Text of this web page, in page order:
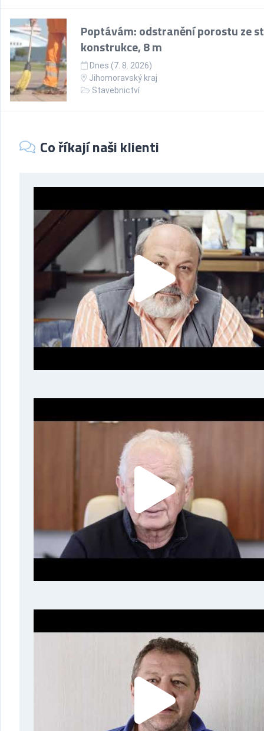
Poptávám: odstranění porostu ze
konstrukce, 8 m
Dnes (7. 8. 2026)
Jihomoravský kraj
Stavebnictví
Co říkají naši klienti